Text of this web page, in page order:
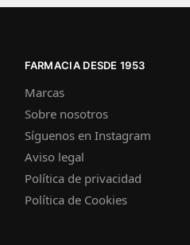
FARMACIA DESDE 1953
Marcas
Sobre nosotros
Síguenos en Instagram
Aviso legal
Política de privacidad
Política de Cookies